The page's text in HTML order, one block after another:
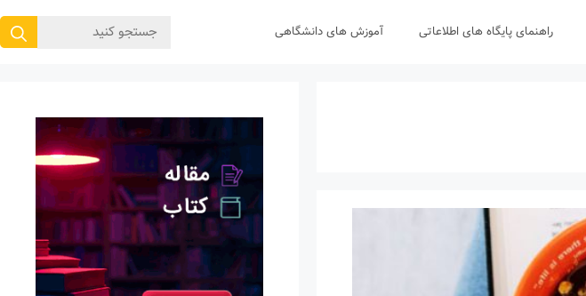
راهنمای پایگاه های اطلاعاتی آموزش های دانشگاهی
جستجوی